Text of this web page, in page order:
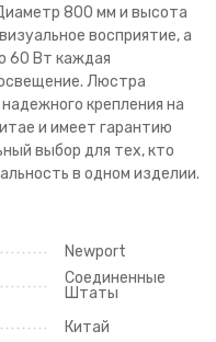
800 мм и высота
восприятие, а
60 Вт каждая
Люстра
крепления на
и имеет гарантию
выбор для тех, кто
в одном изделии.
Newport
Соединенные
Штаты
Китай